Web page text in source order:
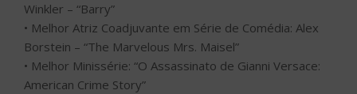
Winkler – “Barry”
• Melhor Atriz Coadjuvante em Série de Comédia: Alex
Borstein – “The Marvelous Mrs. Maisel”
• Melhor Minissérie: “O Assassinato de Gianni Versace:
American Crime Story”